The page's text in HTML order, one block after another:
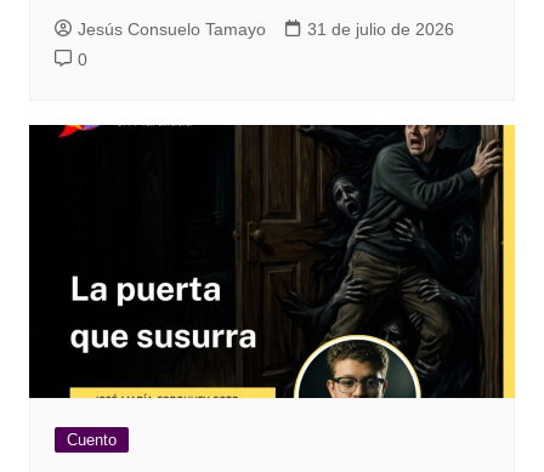
Jesús Consuelo Tamayo
31 de julio de 2026
0
Cuento